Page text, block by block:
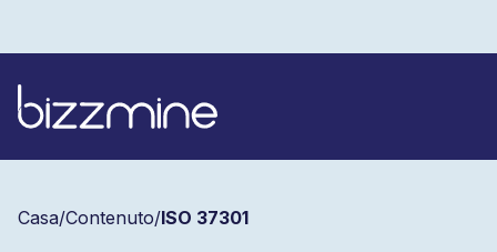
Casa/Contenuto/ISO 37301